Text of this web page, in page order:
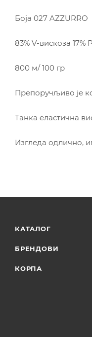
Боjа 027 AZZURRO
83% V-вискоза 17%
800 м/ 100 гр
Препоручљиво је
Танка еластична
Изгледа одлично,
КАТАЛОГ
БРЕНДОВИ
КОРПА